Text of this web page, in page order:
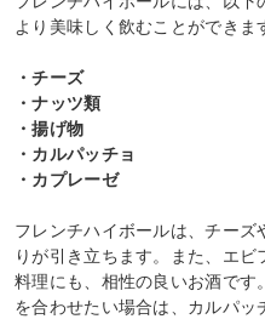
より美味しく飲むことができま
・チーズ
・ナッツ類
・揚げ物
・カルパッチョ
・カプレーゼ
フレンチハイボールは、チー
りが引き立ちます。また、エ
料理にも、相性の良いお酒です
を合わせたい場合は、カルパ